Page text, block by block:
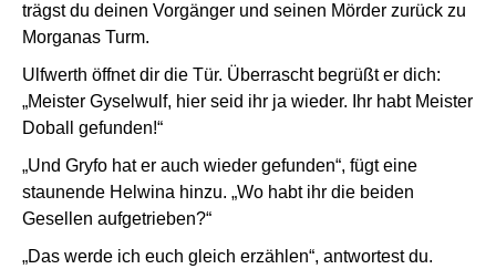
trägst du deinen Vorgänger und seinen Mörder zurück zu
Morganas Turm.
Ulfwerth öffnet dir die Tür. Überrascht begrüßt er dich:
„Meister Gyselwulf, hier seid ihr ja wieder. Ihr habt Meister
Doball gefunden!“
„Und Gryfo hat er auch wieder gefunden“, fügt eine
staunende Helwina hinzu. „Wo habt ihr die beiden
Gesellen aufgetrieben?“
„Das werde ich euch gleich erzählen“, antwortest du.